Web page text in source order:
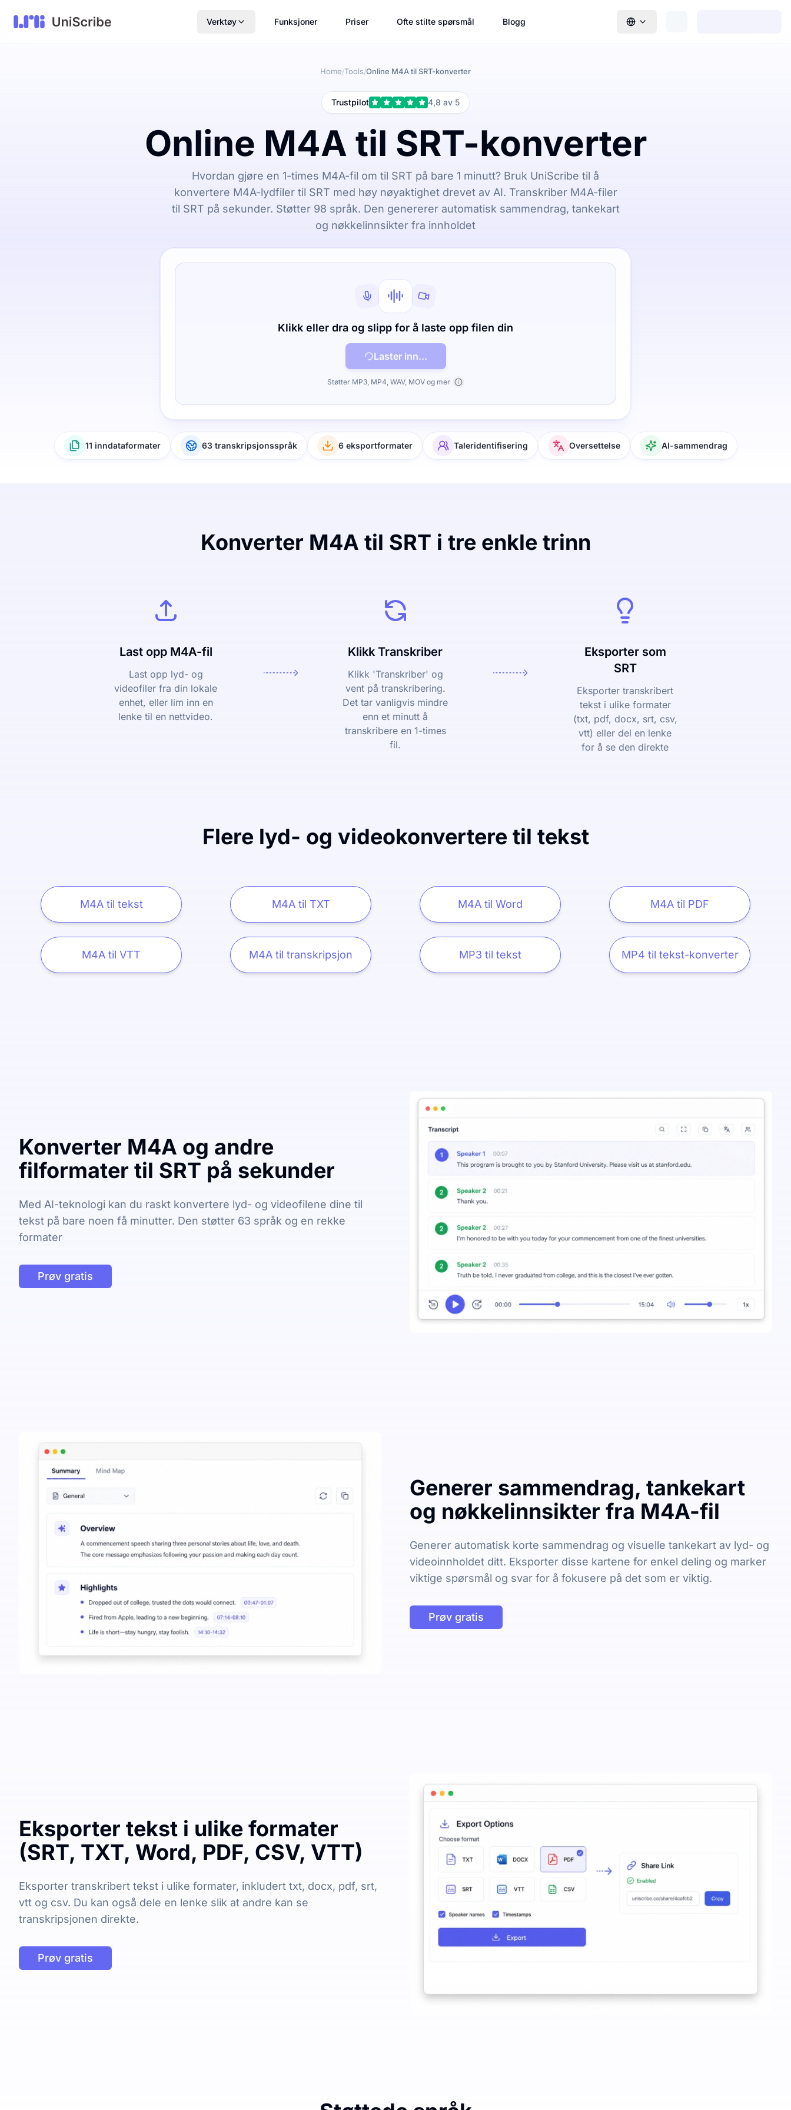
Verktøy Funksjoner Priser Ofte stilte spørsmål Blogg
Home/Tools/Online M4A til SRT-konverter
Trustpilot 4,8 av 5
Online M4A til SRT-konverter
Hvordan gjøre en 1-times M4A-fil om til SRT på bare 1 minutt? Bruk UniScribe til å
konvertere M4A-lydfiler til SRT med høy nøyaktighet drevet av AI. Transkriber M4A-filer
til SRT på sekunder. Støtter 98 språk. Den genererer automatisk sammendrag, tankekart
og nøkkelinnsikter fra innholdet
Klikk eller dra og slipp for å laste opp filen din
Laster inn...
Støtter MP3, MP4, WAV, MOV og mer
11 inndataformater 63 transkripsjonsspråk 6 eksportformater Taleridentifisering Oversettelse AI-sammendrag
Konverter M4A til SRT i tre enkle trinn
Last opp M4A-fil
Last opp lyd- og
videofiler fra din lokale
enhet, eller lim inn en
lenke til en nettvideo.
Klikk Transkriber
Klikk 'Transkriber' og
vent på transkribering.
Det tar vanligvis mindre
enn et minutt å
transkribere en 1-times
fil.
Eksporter som
SRT
Eksporter transkribert
tekst i ulike formater
(txt, pdf, docx, srt, csv,
vtt) eller del en lenke
for å se den direkte
Flere lyd- og videokonvertere til tekst
M4A til tekst M4A til TXT M4A til Word M4A til PDF
M4A til VTT M4A til transkripsjon MP3 til tekst MP4 til tekst-konverter
Konverter M4A og andre
filformater til SRT på sekunder
Med AI-teknologi kan du raskt konvertere lyd- og videofilene dine til
tekst på bare noen få minutter. Den støtter 63 språk og en rekke
formater
Prøv gratis
Generer sammendrag, tankekart
og nøkkelinnsikter fra M4A-fil
Generer automatisk korte sammendrag og visuelle tankekart av lyd- og
videoinnholdet ditt. Eksporter disse kartene for enkel deling og marker
viktige spørsmål og svar for å fokusere på det som er viktig.
Prøv gratis
Eksporter tekst i ulike formater
(SRT, TXT, Word, PDF, CSV, VTT)
Eksporter transkribert tekst i ulike formater, inkludert txt, docx, pdf, srt,
vtt og csv. Du kan også dele en lenke slik at andre kan se
transkripsjonen direkte.
Prøv gratis